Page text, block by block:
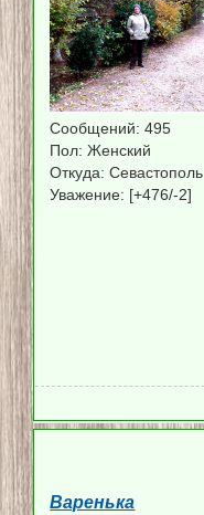
Сообщений: 495
Пол: Женский
Откуда: Севастополь
Уважение: [+476/-2]
Варенька